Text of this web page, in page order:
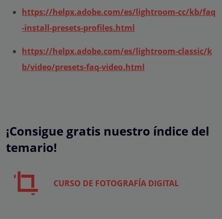
https://helpx.adobe.com/es/lightroom-cc/kb/faq
-install-presets-profiles.html
https://helpx.adobe.com/es/lightroom-classic/k
b/video/presets-faq-video.html
¡Consigue gratis nuestro índice del
temario!
CURSO DE FOTOGRAFÍA DIGITAL